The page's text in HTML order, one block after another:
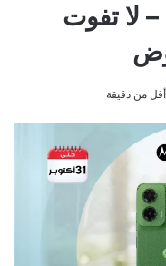
الجمعة 31-10-2025 – لا تفوت
أقل من دقيقة